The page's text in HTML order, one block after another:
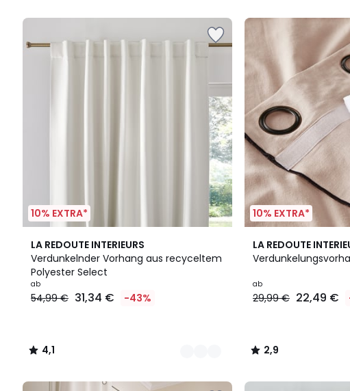
10% EXTRA*
LA REDOUTE INTERIEURS
Verdunkelnder Vorhang aus recyceltem
Polyester Select
ab
54,99 € 31,34 € -43%
4,1
/ 5
2
Farben
4,1
/
10% EXTRA*
LA REDOUTE
ab
29,99 € 22,49 €
2,9
/ 5
2,9
/